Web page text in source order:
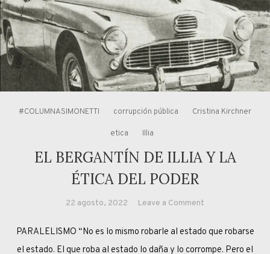
#COLUMNASIMONETTI corrupción pública Cristina Kirchner
etica Illia
EL BERGANTÍN DE ILLIA Y LA
ÉTICA DEL PODER
22 agosto, 2022 Leave a Comment
BERGANTÍN
DE
PARALELISMO “No es lo mismo robarle al estado que robarse
el estado. El que roba al estado lo daña y lo corrompe. Pero el